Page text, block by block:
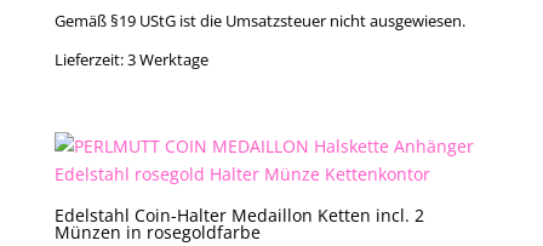
Gemäß §19 UStG ist die Umsatzsteuer nicht ausgewiesen.
Lieferzeit:3 Werktage
Edelstahl Coin-Halter Medaillon Ketten incl. 2
Münzen in rosegoldfarbe